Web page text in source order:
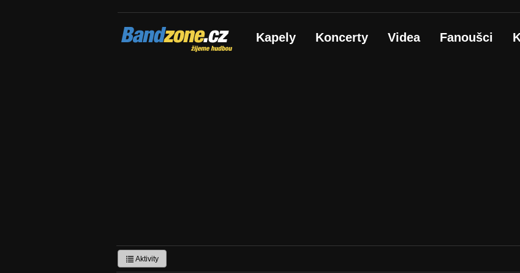
Bandzone.cz
žijeme hudbou Kapely Koncerty Videa Fanoušci
Aktivity